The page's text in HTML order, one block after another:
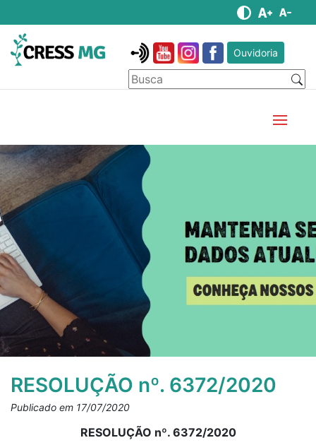
Ouvidoria
RESOLUÇÃO nº. 6372/2020
Publicado em 17/07/2020
RESOLUÇÃO nº. 6372/2020